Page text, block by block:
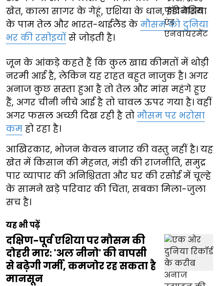
खेत, काला सागर के गेहूं, एशिया के धान, इंडोनेशिया
के पाम तेल और भारत-थाईलैंड के मौसम को दुनिया
भर की रसोइयों से जोड़ती है।
जून के आंकड़े कहते हैं कि कुल खाद्य कीमतों में थोड़ी
नरमी आई है, लेकिन यह राहत बहुत नाजुक है। अगर
अनाज कुछ सस्ता हुआ है तो तेल और मांस महंगे हुए
हैं, अगर चीनी नीचे आई है तो चावल ऊपर गया है। वहीं
अगर फसल अच्छी दिख रही है तो मौसम पर भरोसा
कम हो रहा है।
आखिरकार, भोजन केवल बाजार की वस्तु नहीं है। यह
खेत में किसान की मेहनत, मंडी की राजनीति, समुद्र
पार व्यापार की अनिश्चितता और घर की रसोई में चूल्हे
के सामने खड़े परिवार की चिंता, सबका मिला-जुला
सच है।
यह भी पढ़ें
दक्षिण-पूर्व एशिया पर मौसम की
दोहरी मार: 'अल नीनो' की वापसी
से बढ़ेगी गर्मी, कमजोर रह सकता है
मानसून